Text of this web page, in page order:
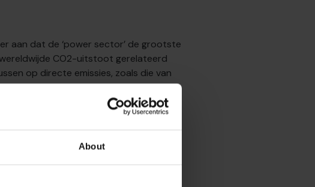
About
aan dat de ‘power sector’ de grootste
CO2-uitstoot gerelateerd
op directe emissies, zoals die van
rijden. Door het energieverbruik
emissies te elimineren en het totale
de grootste impact heeft.
zouden hebben, is het essentieel
periode dus ook middelen verbruiken.